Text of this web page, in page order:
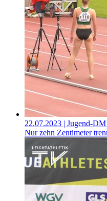
22.07.2023 | Jugend-
Nur zehn Zentimeter